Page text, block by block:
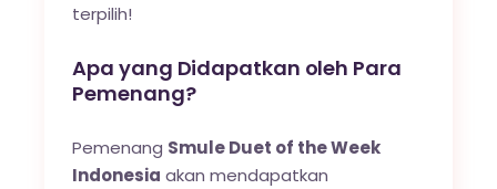
terpilih!
Apa yang Didapatkan oleh Para
Pemenang?
Pemenang Smule Duet of the Week
Indonesia akan mendapatkan